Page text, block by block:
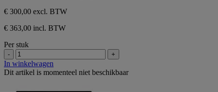
€ 300,00 excl. BTW
€ 363,00 incl. BTW
Per stuk
- +
In winkelwagen
Dit artikel is momenteel niet beschikbaar